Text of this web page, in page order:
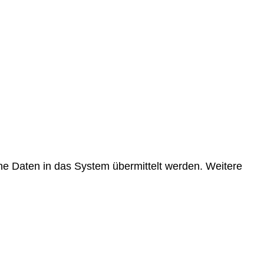
Daten in das System übermittelt werden. Weitere